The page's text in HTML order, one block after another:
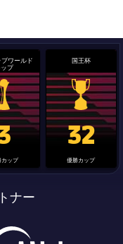
trophy
ワールド
ップ
label.aria.clubworldcup
カップ
国王杯
国王杯
32
優勝カップ
ナー